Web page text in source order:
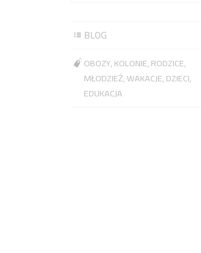
BLOG
OBOZY KOLONIE RODZICE
MŁODZIEŻ WAKACJE DZIECI
EDUKACJA